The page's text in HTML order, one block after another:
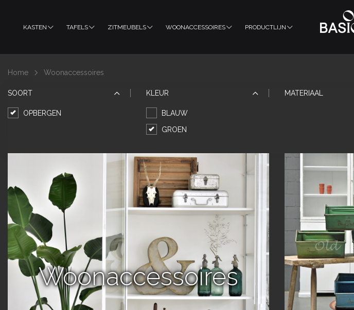
KASTEN TAFELS ZITMEUBELS WOONACCESSOIRES PRODUCTLIJN
Home Woonaccessoires
SOORT
OPBERGEN
KLEUR
BLAUW
GROEN
MATERIAAL
Woonaccessoires